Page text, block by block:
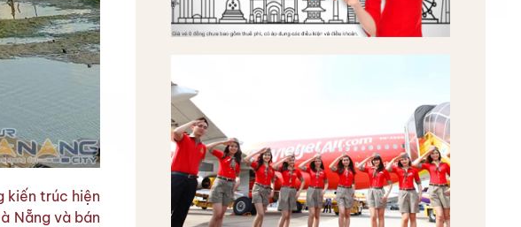
kiến trúc hiện
Nẵng và bán